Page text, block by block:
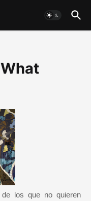
los que no quieren